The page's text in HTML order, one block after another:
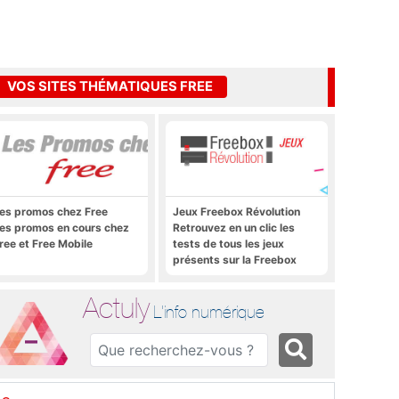
VOS SITES THÉMATIQUES FREE
promos chez Free
promos en cours chez
et Free Mobile
Jeux Freebox Révolution
Retrouvez en un clic les
tests de tous les jeux
présents sur la Freebox
Actuly L'info numérique